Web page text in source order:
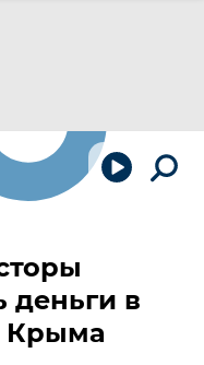
в
Крыма